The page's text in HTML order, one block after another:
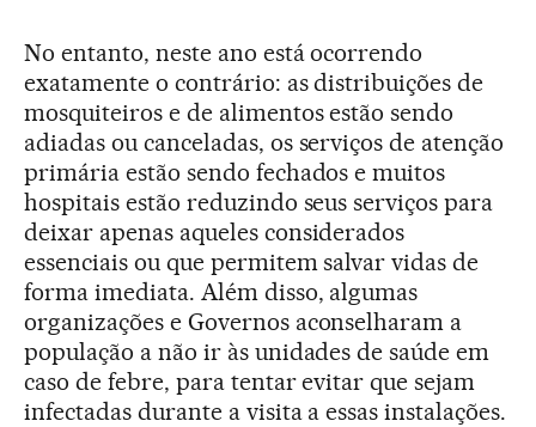
No entanto, neste ano está ocorrendo
exatamente o contrário: as distribuições de
mosquiteiros e de alimentos estão sendo
adiadas ou canceladas, os serviços de atenção
primária estão sendo fechados e muitos
hospitais estão reduzindo seus serviços para
deixar apenas aqueles considerados
essenciais ou que permitem salvar vidas de
forma imediata. Além disso, algumas
organizações e Governos aconselharam a
população a não ir às unidades de saúde em
caso de febre, para tentar evitar que sejam
infectadas durante a visita a essas instalações.